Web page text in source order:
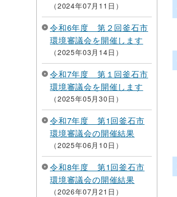
2024年07月11日
令和6年度 第２回釜石市
環境審議会を開催します
2025年03月14日
令和7年度 第１回釜石市
環境審議会を開催します
2025年05月30日
令和7年度 第1回釜石市
環境審議会の開催結果
2025年06月10日
令和8年度 第1回釜石市
環境審議会の開催結果
2026年07月21日